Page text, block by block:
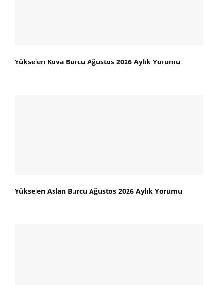
Yükselen Kova Burcu Ağustos 2026 Aylık Yorumu
Yükselen Aslan Burcu Ağustos 2026 Aylık Yorumu